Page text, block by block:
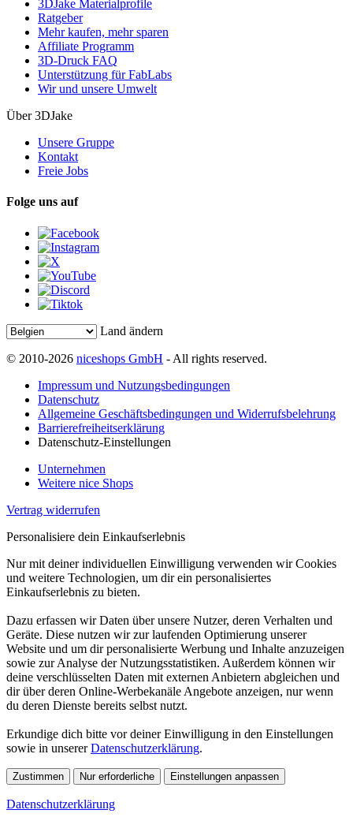
3DJake Materialprofile
Ratgeber
Mehr kaufen, mehr sparen
Affiliate Programm
3D-Druck FAQ
Unterstützung für FabLabs
Wir und unsere Umwelt
Über 3DJake
Unsere Gruppe
Kontakt
Freie Jobs
Folge uns auf
Land ändern
© 2010-2026 niceshops GmbH - All rights reserved.
Impressum und Nutzungsbedingungen
Datenschutz
Allgemeine Geschäftsbedingungen und Widerrufsbelehrung
Barrierefreiheitserklärung
Datenschutz-Einstellungen
Unternehmen
Weitere nice Shops
Vertrag widerrufen
Personalisiere dein Einkaufserlebnis
Nur mit deiner individuellen Einwilligung verwenden wir Cookies
und weitere Technologien, um dir ein personalisiertes
Einkaufserlebnis zu bieten.
Dazu erfassen wir Daten über unsere Nutzer, deren Verhalten und
Geräte. Diese nutzen wir zur laufenden Optimierung unserer
Website und um dir personalisierte Werbung und Inhalte anzuzeigen
sowie zur Analyse der Nutzungsstatistiken. Außerdem können wir
deine verschlüsselten Daten mit externen Anbietern abgleichen und
dir über deren Online-Werbekanäle Angebote anzeigen, nur wenn
du deren Dienste bereits selbst nutzt.
Erkundige dich bitte vor deiner Einwilligung in den Einstellungen
sowie in unsererDatenschutzerklärung.
Zustimmen Nur erforderliche Einstellungen anpassen
Datenschutzerklärung